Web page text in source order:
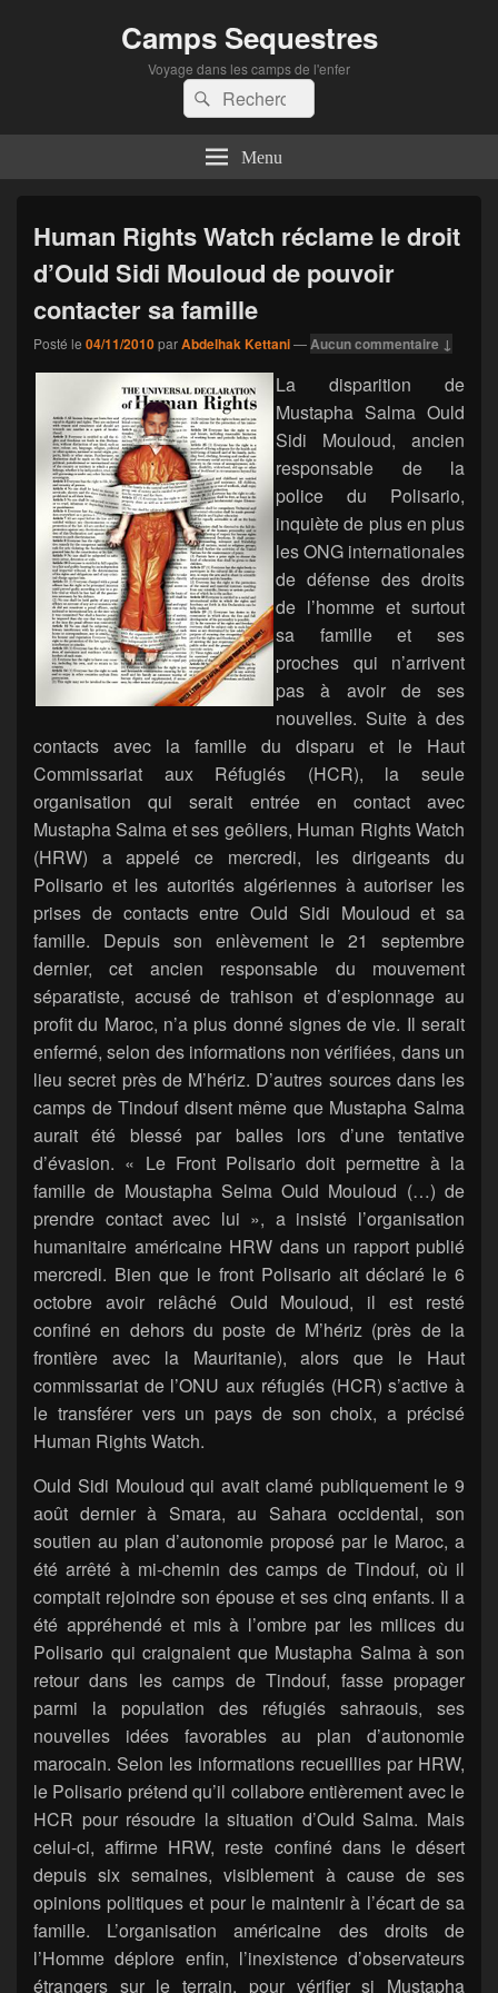
Camps Sequestres
Voyage dans les camps de l'enfer
Recherche :
Rechercher
Menu
Human Rights Watch réclame le droit
d’Ould Sidi Mouloud de pouvoir
contacter sa famille
Posté le 04/11/2010parAbdelhak Kettani—Aucun commentaire ↓
La disparition de
Mustapha Salma Ould
Sidi Mouloud, ancien
responsable de la
police du Polisario,
inquiète de plus en plus
les ONG internationales
de défense des droits
de l’homme et surtout
sa famille et ses
proches qui n’arrivent
pas à avoir de ses
nouvelles. Suite à des
contacts avec la famille du disparu et le Haut
Commissariat aux Réfugiés (HCR), la seule
organisation qui serait entrée en contact avec
Mustapha Salma et ses geôliers, Human Rights Watch
(HRW) a appelé ce mercredi, les dirigeants du
Polisario et les autorités algériennes à autoriser les
prises de contacts entre Ould Sidi Mouloud et sa
famille. Depuis son enlèvement le 21 septembre
dernier, cet ancien responsable du mouvement
séparatiste, accusé de trahison et d’espionnage au
profit du Maroc, n’a plus donné signes de vie. Il serait
enfermé, selon des informations non vérifiées, dans un
lieu secret près de M’hériz. D’autres sources dans les
camps de Tindouf disent même que Mustapha Salma
aurait été blessé par balles lors d’une tentative
d’évasion. « Le Front Polisario doit permettre à la
famille de Moustapha Selma Ould Mouloud (…) de
prendre contact avec lui », a insisté l’organisation
humanitaire américaine HRW dans un rapport publié
mercredi. Bien que le front Polisario ait déclaré le 6
octobre avoir relâché Ould Mouloud, il est resté
confiné en dehors du poste de M’hériz (près de la
frontière avec la Mauritanie), alors que le Haut
commissariat de l’ONU aux réfugiés (HCR) s’active à
le transférer vers un pays de son choix, a précisé
Human Rights Watch.
Ould Sidi Mouloud qui avait clamé publiquement le 9
août dernier à Smara, au Sahara occidental, son
soutien au plan d’autonomie proposé par le Maroc, a
été arrêté à mi-chemin des camps de Tindouf, où il
comptait rejoindre son épouse et ses cinq enfants. Il a
été appréhendé et mis à l’ombre par les milices du
Polisario qui craignaient que Mustapha Salma à son
retour dans les camps de Tindouf, fasse propager
parmi la population des réfugiés sahraouis, ses
nouvelles idées favorables au plan d’autonomie
marocain. Selon les informations recueillies par HRW,
le Polisario prétend qu’il collabore entièrement avec le
HCR pour résoudre la situation d’Ould Salma. Mais
celui-ci, affirme HRW, reste confiné dans le désert
depuis six semaines, visiblement à cause de ses
opinions politiques et pour le maintenir à l’écart de sa
famille. L’organisation américaine des droits de
l’Homme déplore enfin, l’inexistence d’observateurs
étrangers sur le terrain, pour vérifier si Mustapha